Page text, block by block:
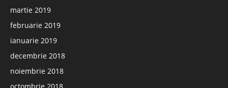
martie 2019
februarie 2019
ianuarie 2019
decembrie 2018
noiembrie 2018